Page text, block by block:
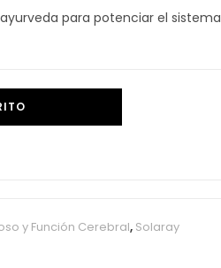
para potenciar el sistema
y Función Cerebral, Solaray